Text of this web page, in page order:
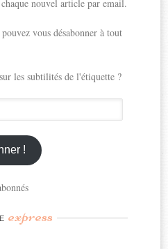
nouvel article par email.
vous désabonner à tout
les subtilités de l'étiquette ?
!
express